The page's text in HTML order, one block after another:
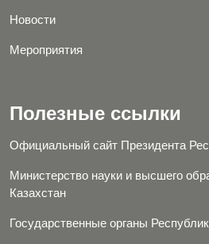
Новости
Мероприятия
Полезные ссылки
Официальный сайт Президента
Министерство науки и высшего
Казахстан
Государственные органы